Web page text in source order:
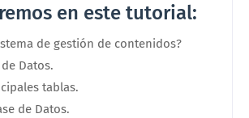
en este tutorial:
de gestión de contenidos?
Datos.
tablas.
de Datos.